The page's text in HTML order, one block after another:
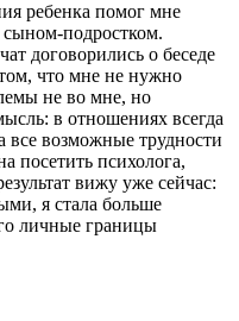
ребенка помог мне
подростком.
договорились о беседе
что мне не нужно
не во мне, но
в отношениях всегда
все возможные трудности
посетить психолога,
вижу уже сейчас:
я стала больше
личные границы